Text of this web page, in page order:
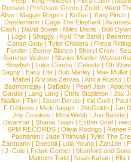
Ronson |Professor Green |Zedd |Ward
Alive |Maggie Rogers |Koffee |Yung Pinch |
Dendemann |Cage The Elephant |
Cash | David Bowie | Miles Davis | Bob Dylan
|Logic |Shaggy |Kyd The Band |
Conan Gray |Tyler Childers |Freya
Fender |Benny Blanco |Sheryl Crow |
Summer Walker |Marius Mueller-
Blowfish | Luke Combs | Celeste | Oh
Dagny |Easy Life |Bob Marley |Mae Muller
Mabel |Arizona Zervas |Anica Russo |
Badmomzjay |DaBaby |Pearl Jam |
Gardot | Lang Lang | Chris Stapleton | Jax
Stallion |Tini |Jason Derulo |Kid Cudi |Paul
F Gibbons | Mick Jagger | 24kGoldn | Jan
Joy Crookes | Mimi Webb | Jon Batiste |
Disarstar | Shania Twain | Esther Graf |
6PM RECORDS | Olivia Rodrigo | Renee
Pashanim |Jade Thirlwall |Tyler The
Zartmann | Doechii | Lola Young | Zah1de |
| J. Cole | Frank Gerber | Mumford and Sons
Malcolm Todd | Noah Kahan | Ella